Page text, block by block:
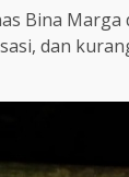
Bina
dan